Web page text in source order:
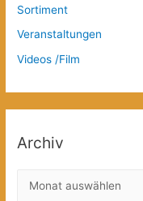
Sortiment
Veranstaltungen
Videos /Film
Archiv